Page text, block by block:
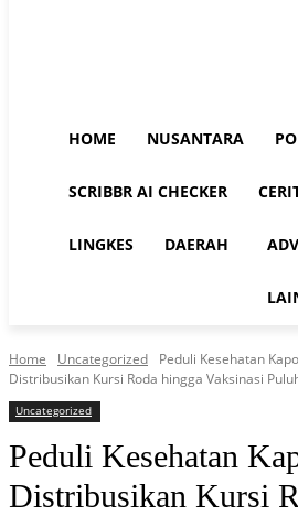
HOME NUSANTARA
SCRIBBR AI CHECKER
LINGKES DAERAH
Home Uncategorized
Peduli Kesehatan
Distribusikan Kursi Roda hingga Vaksinasi
Uncategorized
Peduli Kesehatan
Distribusikan Kursi